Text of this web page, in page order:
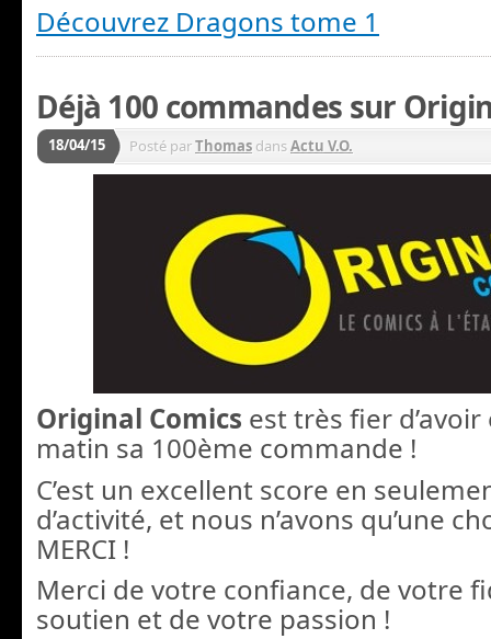
Découvrez Dragons tome 1
Déjà 100 commandes sur
18/04/15 Posté parThomas dansActu V.O.
Original Comics est très fier
matin sa 100ème commande !
C’est un excellent score en
d’activité, et nous n’avons qu’une
MERCI !
Merci de votre confiance, de votre
soutien et de votre passion !